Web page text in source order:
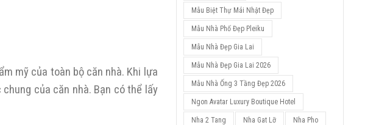
mỹ của toàn bộ căn nhà. Khi lựa
của căn nhà. Bạn có thể lấy
Mẫu Biệt Thự Mái Nhật Đẹp
Mẫu Nhà Phố Đẹp Pleiku
Mẫu Nhà Đẹp Gia Lai
Mẫu Nhà Đẹp Gia Lai 2026
Mẫu Nhà Ống 3 Tầng Đẹp 2026
Ngon Avatar Luxury Boutique Hotel
Nha 2 Tang Nha Gat Lỡ Nha Pho